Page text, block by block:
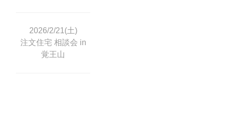
2026/2/21(土)
注文住宅 相談会 in
覚王山